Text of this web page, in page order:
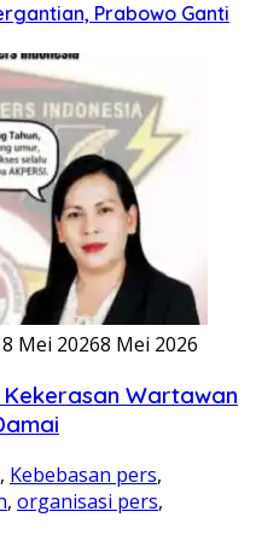
Prabowo Ganti
8 Mei 20268 Mei 2026
Kekerasan Wartawan
, Kebebasan pers,
, organisasi pers,